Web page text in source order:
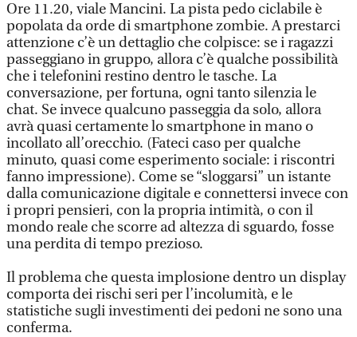
Ore 11.20, viale Mancini. La pista pedo ciclabile è
popolata da orde di smartphone zombie. A prestarci
attenzione c’è un dettaglio che colpisce: se i ragazzi
passeggiano in gruppo, allora c’è qualche possibilità
che i telefonini restino dentro le tasche. La
conversazione, per fortuna, ogni tanto silenzia le
chat. Se invece qualcuno passeggia da solo, allora
avrà quasi certamente lo smartphone in mano o
incollato all’orecchio. (Fateci caso per qualche
minuto, quasi come esperimento sociale: i riscontri
fanno impressione). Come se “sloggarsi” un istante
dalla comunicazione digitale e connettersi invece con
i propri pensieri, con la propria intimità, o con il
mondo reale che scorre ad altezza di sguardo, fosse
una perdita di tempo prezioso.
Il problema che questa implosione dentro un display
comporta dei rischi seri per l’incolumità, e le
statistiche sugli investimenti dei pedoni ne sono una
conferma.